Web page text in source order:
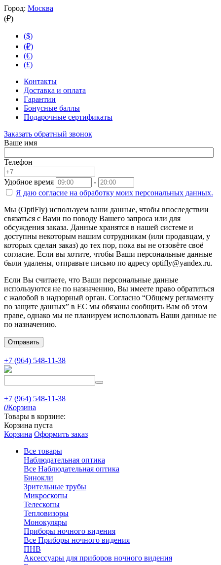
Город: Москва
(₽)
($)
(₽)
(€)
(£)
Контакты
Доставка и оплата
Гарантии
Бонусные баллы
Подарочные сертификаты
Заказать обратный звонок
Ваше имя
Телефон
Удобное время
-
Я даю согласие на обработку моих персональных данных.
Мы (OptiFly) используем ваши данные, чтобы впоследствии
связаться с Вами по поводу Вашего запроса или для
обсуждения заказа. Данные хранятся в нашей системе и
доступны некоторым нашим сотрудникам (или продавцам, у
которых сделан заказ) до тех пор, пока вы не отзовёте своё
согласие. Если вы хотите, чтобы Ваши персональные данные
были удалены, отправьте письмо по адресу optifly@yandex.ru.
Если Вы считаете, что Ваши персональные данные
используются не по назначению, Вы имеете право обратиться
с жалобой в надзорный орган. Согласно “Общему регламенту
по защите данных” в ЕС мы обязаны сообщить Вам об этом
праве, однако мы не планируем использовать Ваши данные не
по назначению.
Отправить
+7 (964) 548-11-38
+7 (964) 548-11-38
0Корзина
Товары в корзине:
Корзина пуста
Корзина Оформить заказ
Все товары
Наблюдательная оптика
Все Наблюдательная оптика
Бинокли
Зрительные трубы
Микроскопы
Телескопы
Тепловизоры
Монокуляры
Приборы ночного видения
Все Приборы ночного видения
ПНВ
Аксессуары для приборов ночного видения